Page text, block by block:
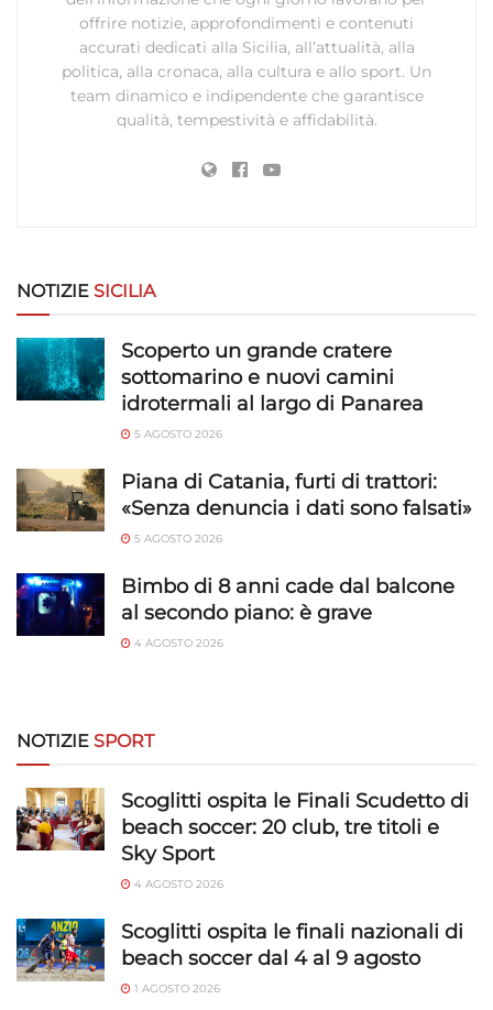
offrire notizie, approfondimenti e contenuti
accurati dedicati alla Sicilia, all’attualità, alla
politica, alla cronaca, alla cultura e allo sport. Un
team dinamico e indipendente che garantisce
qualità, tempestività e affidabilità.
NOTIZIE SICILIA
Scoperto un grande cratere
sottomarino e nuovi camini
idrotermali al largo di Panarea
5 AGOSTO 2026
Piana di Catania, furti di trattori:
«Senza denuncia i dati sono falsati»
5 AGOSTO 2026
Bimbo di 8 anni cade dal balcone
al secondo piano: è grave
4 AGOSTO 2026
NOTIZIE SPORT
Scoglitti ospita le Finali Scudetto di
beach soccer: 20 club, tre titoli e
Sky Sport
4 AGOSTO 2026
Scoglitti ospita le finali nazionali di
beach soccer dal 4 al 9 agosto
1 AGOSTO 2026